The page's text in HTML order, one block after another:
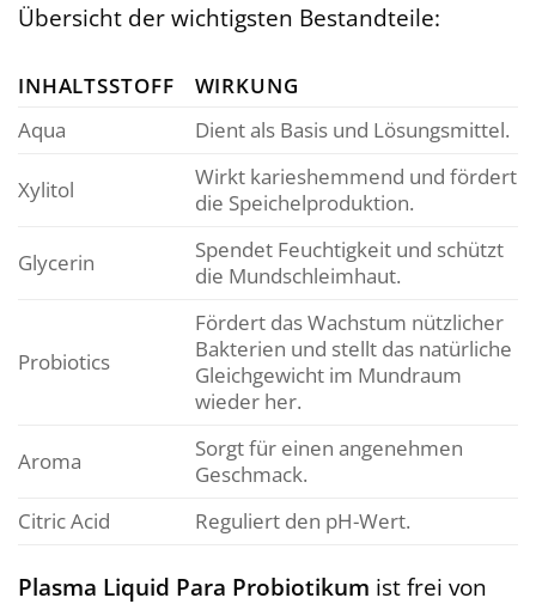
Übersicht der wichtigsten Bestandteile:
INHALTSSTOFF
WIRKUNG
Aqua
Dient als Basis und Lösungsmittel.
Xylitol
Wirkt karieshemmend und fördert
die Speichelproduktion.
Glycerin
Spendet Feuchtigkeit und schützt
die Mundschleimhaut.
Probiotics
Fördert das Wachstum nützlicher
Bakterien und stellt das natürliche
Gleichgewicht im Mundraum
wieder her.
Aroma
Sorgt für einen angenehmen
Geschmack.
Citric Acid
Reguliert den pH-Wert.
Plasma Liquid Para Probiotikum ist frei von